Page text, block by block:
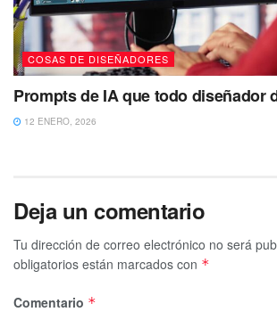
COSAS DE DISEÑADORES
Prompts de IA que todo diseñador
12 ENERO, 2026
Deja un comentario
Tu dirección de correo electrónico no será
obligatorios están marcados con *
Comentario *